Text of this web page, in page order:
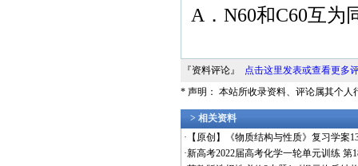
A．N60和C60互为
『资料评论』 点击这里发表或查看更多
* 声明： 本站所收录资料、评论属其个人
> 相关资料
· 【原创】《物质结构与性质》复习学案
·新高考2022届高考化学一轮单元训练